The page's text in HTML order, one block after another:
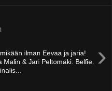
›
ilman Eevaa ja jaria!
Malin & Jari Peltomäki. Belfie.